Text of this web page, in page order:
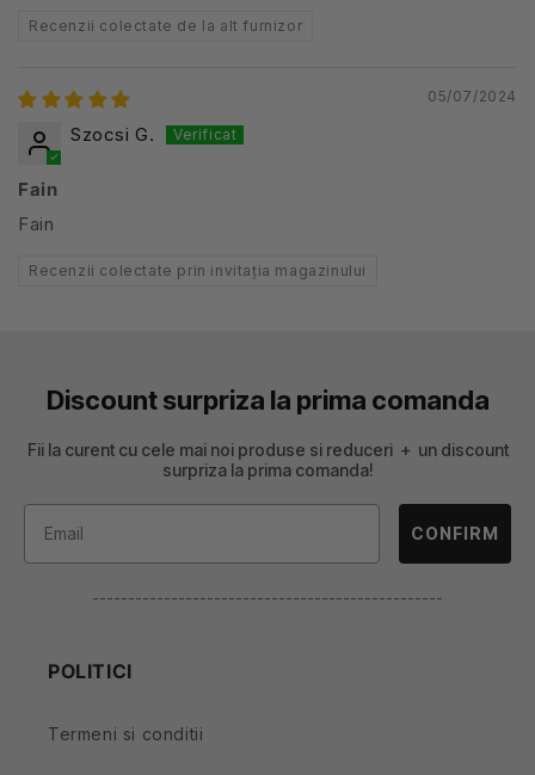
Recenzii colectate de la alt furnizor
05/07/2024
Szocsi G.
Fain
Fain
Recenzii colectate prin invitația magazinului
Discount surpriza la prima comanda
Fii la curent cu cele mai noi produse si reduceri + un discount
surpriza la prima comanda!
CONFIRM
-------------------------------------------------
POLITICI
Termeni si conditii